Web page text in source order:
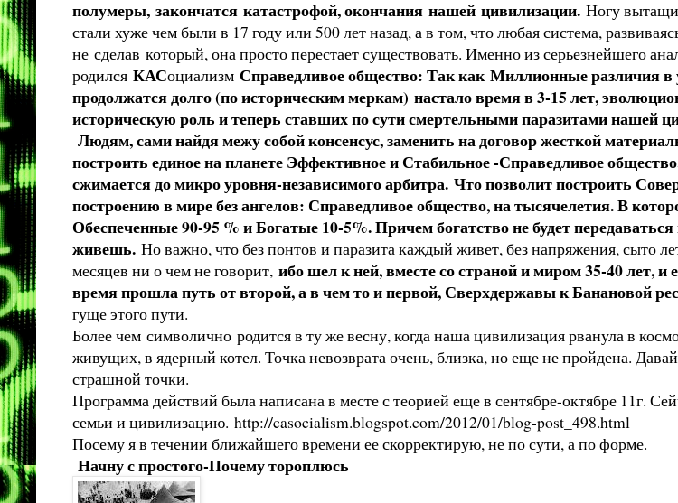
полумеры, закончатся катастрофой, окончания нашей цивилизации. Ногу
стали хуже чем были в 17 году или 500 лет назад, а в том, что любая система,
не сделав который, она просто перестает существовать. Именно из серьезнейшего
родился КАСоциализм Справедливое общество: Так как Миллионные различия в
продолжатся долго (по историческим меркам) настало время в 3-15 лет,
историческую роль и теперь ставших по сути смертельными паразитами нашей
Людям, сами найдя межу собой консенсус, заменить на договор жесткой
построить единое на планете Эффективное и Стабильное -Справедливое
сжимается до микро уровня-независимого арбитра. Что позволит построить
построению в мире без ангелов: Справедливое общество, на тысячелетия. В
Обеспеченные 90-95 % и Богатые 10-5%. Причем богатство не будет
живешь. Но важно, что без понтов и паразита каждый живет, без напряжения, сыто
месяцев ни о чем не говорит, ибо шел к ней, вместе со страной и миром 35-40 лет,
время прошла путь от второй, а в чем то и первой, Сверхдержавы к Банановой
гуще этого пути.
Более чем символично родится в ту же весну, когда наша цивилизация рванула в
живущих, в ядерный котел. Точка невозврата очень, близка, но еще не пройдена.
страшной точки.
Программа действий была написана в месте с теорией еще в сентябре-октябре 11г.
семьи и цивилизацию. http://casocialism.blogspot.com/2012/01/blog-post_498.html
Посему я в течении ближайшего времени ее
Начну с простого-Почему тороплюсь